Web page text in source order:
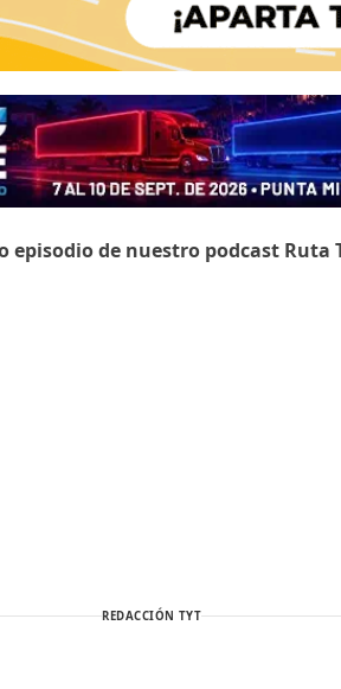
episodio de nuestro podcast Ruta
REDACCIÓN TYT